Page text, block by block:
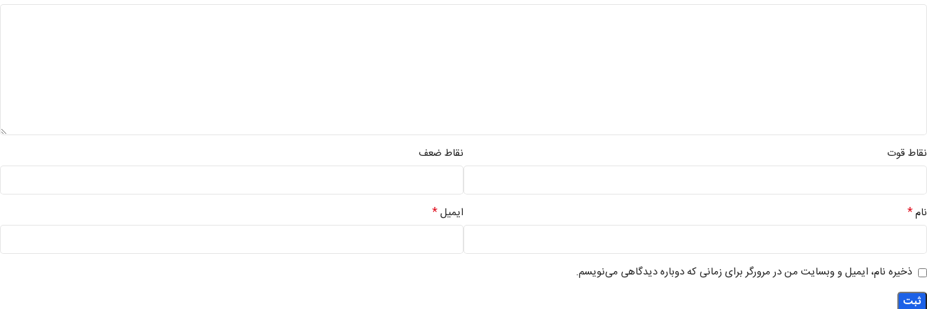
نقاط قوت نقاط ضعف
نام* ایمیل*
ذخیره نام، ایمیل و وبسایت من در مرورگر برای زمانی که دوباره دیدگاهی می‌نویسم.